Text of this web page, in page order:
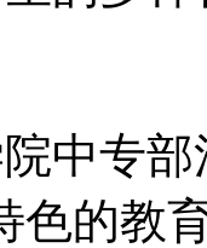
中专
色的教